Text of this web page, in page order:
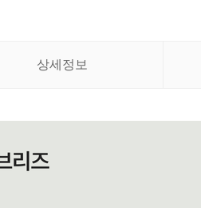
상세정보